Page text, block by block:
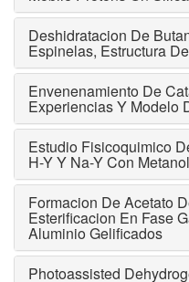
Deshidratacion De
Espinelas, Estructura
Envenenamiento De
Experiencias Y Modelo
Estudio Fisicoquimico
H-Y Y Na-Y Con Metanol
Formacion De Acetato
Esterificacion En Fase
Aluminio Gelificados
Photoassisted